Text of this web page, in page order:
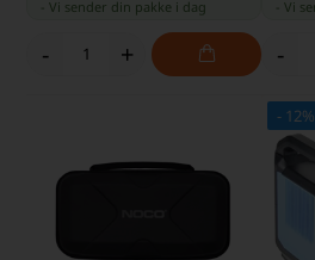
-Vi sender din pakke i dag
- +
Vi
-
- 12%
SKARP PRIS ·